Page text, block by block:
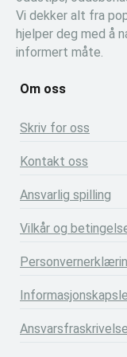
Vi dekker alt fra
hjelper deg med å
informert måte.
Om oss
Skriv for oss
Kontakt oss
Ansvarlig spilling
Vilkår og
Ansvarsfraskrivelse